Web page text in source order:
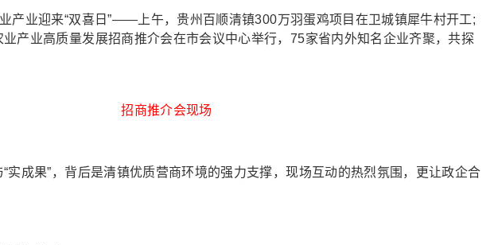
业迎来“双喜日”——上午，贵州百顺清镇300万羽蛋鸡项目在卫城镇犀牛村开工;
业产业高质量发展招商推介会在市会议中心举行，75家省内外知名企业齐聚，共探
招商推介会现场
成果”，背后是清镇优质营商环境的强力支撑，现场互动的热烈氛围，更让政企合